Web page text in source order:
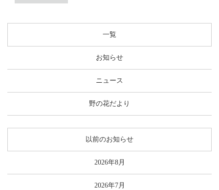
一覧
お知らせ
ニュース
野の花だより
以前のお知らせ
2026年8月
2026年7月